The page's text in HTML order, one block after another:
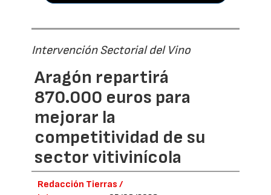
Intervención Sectorial del Vino
Aragón repartirá
870.000 euros para
mejorar la
competitividad de su
sector vitivinícola
Redacción Tierras /